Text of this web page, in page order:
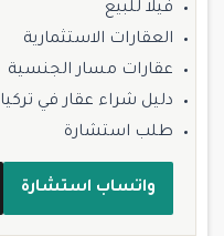
فيلا للبيع
العقارات الاستثمارية
عقارات مسار الجنسية
دليل شراء عقار في تركيا
طلب استشارة
واتساب استشارة